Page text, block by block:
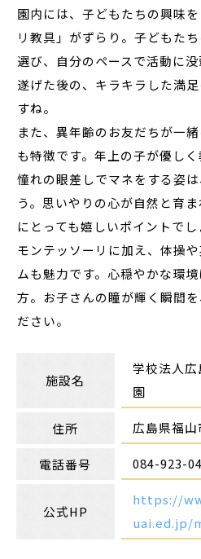
園内には、子どもたちの興味
リ教具」がずらり。子どもた
選び、自分のペースで活動に
遂げた後の、キラキラした満
すね。
また、異年齢のお友だちが一
も特徴です。年上の子が優し
憧れの眼差しでマネをする姿
う。思いやりの心が自然と育
にとっても嬉しいポイントでし
モンテッソーリに加え、体操
ムも魅力です。心穏やかな環
方。お子さんの瞳が輝く瞬間
ださい。
施設名
学校法人
園
住所 広島県福
電話番号 084-923-
公式HP
https://
uai.ed.jp/